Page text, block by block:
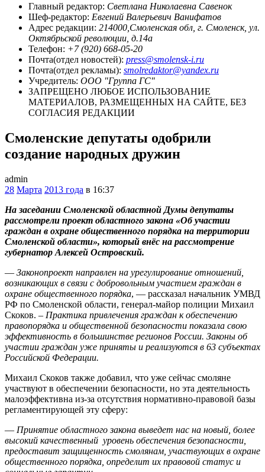
Главный редактор: Светлана Николаевна Савенок
Шеф-редактор: Евгений Валерьевич Ванифатов
Адрес редакции: 214000,Смоленская обл, г. Смоленск, ул.
Октябрьской революции, д.14а
Телефон: +7 (920) 668-05-20
Почта(отдел новостей): press@smolensk-i.ru
Почта(отдел рекламы): smolredaktor@yandex.ru
Учредитель: ООО "Группа ГС"
ЗАПРЕЩЕНО ЛЮБОЕ ИСПОЛЬЗОВАНИЕ
МАТЕРИАЛОВ, РАЗМЕЩЕННЫХ НА САЙТЕ, БЕЗ
СОГЛАСИЯ РЕДАКЦИИ
Смоленские депутаты одобрили
создание народных дружин
admin
28 Марта 2013 года в 16:37
На заседании Смоленской областной Думы депутаты
рассмотрели проект областного закона «Об участии
граждан в охране общественного порядка на территории
Смоленской области», который внёс на рассмотрение
губернатор Алексей Островский.
— Законопроект направлен на урегулирование отношений,
возникающих в связи с добровольным участием граждан в
охране общественного порядка, — рассказал начальник УМВД
РФ по Смоленской области, генерал-майор полиции Михаил
Скоков. – Практика привлечения граждан к обеспечению
правопорядка и общественной безопасности показала свою
эффективность в большинстве регионов России. Законы об
участии граждан уже приняты и реализуются в 63 субъектах
Российской Федерации.
Михаил Скоков также добавил, что уже сейчас смоляне
участвуют в обеспечении безопасности, но эта деятельность
малоэффективна из-за отсутствия нормативно-правовой базы
регламентирующей эту сферу:
— Принятие областного закона выведет нас на новый, более
высокий качественный уровень обеспечения безопасности,
предоставит защищенность смолянам, участвующих в охране
общественного порядка, определит их правовой статус и